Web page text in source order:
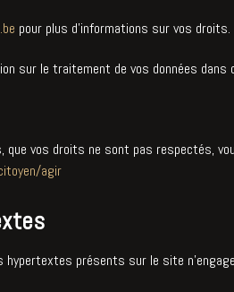
pour plus d’informations sur vos droits.
sur le traitement de vos données
vos droits ne sont pas respectés,
agir
présents sur le site